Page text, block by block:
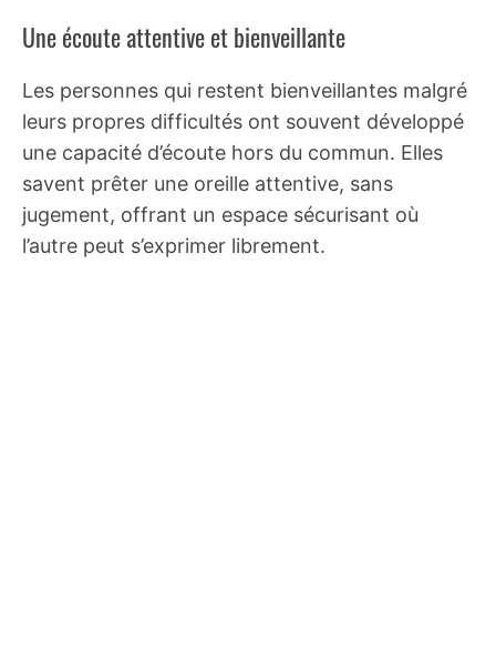
Une écoute attentive et bienveillante
Les personnes qui restent bienveillantes malgré
leurs propres difficultés ont souvent développé
une capacité d’écoute hors du commun. Elles
savent prêter une oreille attentive, sans
jugement, offrant un espace sécurisant où
l’autre peut s’exprimer librement.